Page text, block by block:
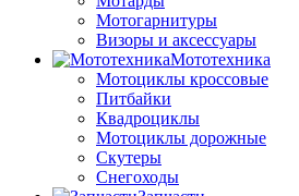
Мотогарнитуры
Визоры и аксессуары
Мототехника
Мотоциклы кроссовые
Питбайки
Квадроциклы
Мотоциклы дорожные
Скутеры
Снегоходы